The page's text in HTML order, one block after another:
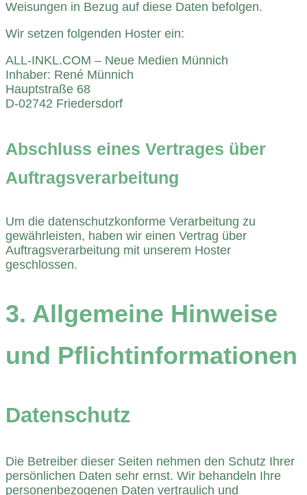
Weisungen in Bezug auf diese Daten befolgen.
Wir setzen folgenden Hoster ein:
ALL-INKL.COM – Neue Medien Münnich
Inhaber: René Münnich
Hauptstraße 68
D-02742 Friedersdorf
Abschluss eines Vertrages über
Auftragsverarbeitung
Um die datenschutzkonforme Verarbeitung zu
gewährleisten, haben wir einen Vertrag über
Auftragsverarbeitung mit unserem Hoster
geschlossen.
3. Allgemeine Hinweise
und Pflicht­informationen
Datenschutz
Die Betreiber dieser Seiten nehmen den Schutz Ihrer
persönlichen Daten sehr ernst. Wir behandeln Ihre
personenbezogenen Daten vertraulich und